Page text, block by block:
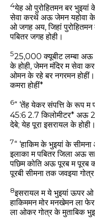
4येह ओ पुरोहितमन बर भुइयां
सेवा करथें अऊ जेमन यहोवा
ओ जगह अय, जिहां
पबितर जगह होही।
525,000 क्यूबीट लम्बा अऊ
के होही, जेमन मंदिर म सेवा
ओमन के रहे बर नगरमन
कमरा होहीं*
6“ ‘तेंह येकर संपत्ति के रूप म
45:6 2.7 किलोमीटर* अऊ
देबे; येह पूरा इसरायल के होही।
7“ ‘हाकिम के भुइयां के
इलाका म पबितर जिला अऊ
पछिम कोति अऊ पूरब म पूरब
पूरबी सीमना तक जवइया
8इसरायल म ये भुइयां ऊपर ओ
हाकिममन मोर मनखेमन ला
ला ओकर गोत्र के मुताबिक